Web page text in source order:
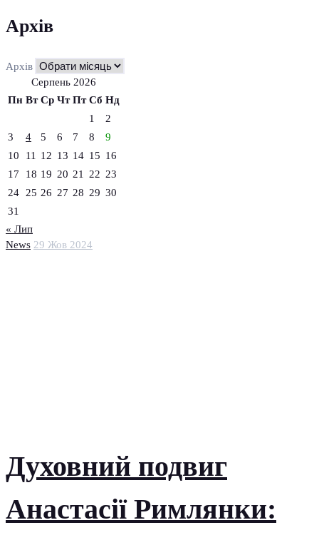
News 29 Жов 2024
Духовний подвиг
Анастасії Римлянки:
Архів
Архів
Серпень 2026
Пн Вт Ср Чт Пт Сб Нд
1
2
3
4 5 6 7 8
9
10
11 12 13 14 15 16
17
18 19 20 21 22 23
24
25 26 27 28 29 30
31
« Лип